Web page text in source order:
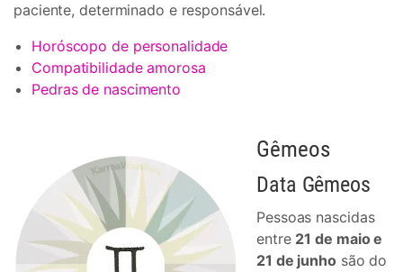
paciente, determinado e responsável.
Horóscopo de personalidade
Compatibilidade amorosa
Pedras de nascimento
Gêmeos
Data Gêmeos
Pessoas nascidas
entre 21 de maio e
21 de junhosão do